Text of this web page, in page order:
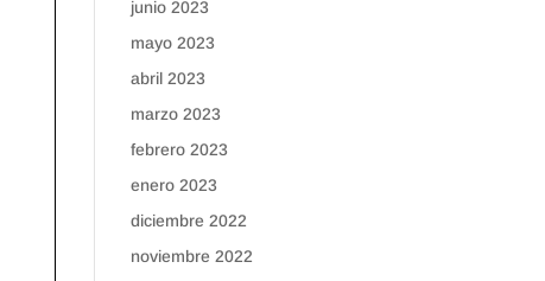
junio 2023
mayo 2023
abril 2023
marzo 2023
febrero 2023
enero 2023
diciembre 2022
noviembre 2022